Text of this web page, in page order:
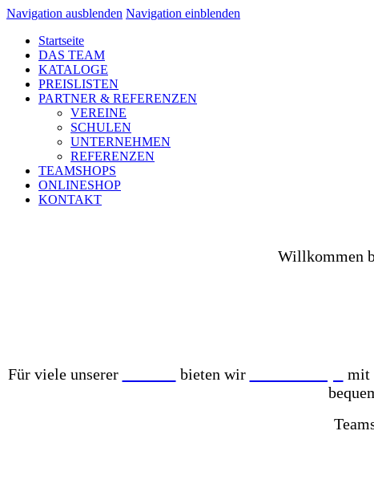
Navigation ausblenden Navigation einblenden
Startseite
DAS TEAM
KATALOGE
PREISLISTEN
PARTNER & REFERENZEN
VEREINE
SCHULEN
UNTERNEHMEN
REFERENZEN
TEAMSHOPS
ONLINESHOP
KONTAKT
Willkommen
Für viele unserer
bieten wir
mit